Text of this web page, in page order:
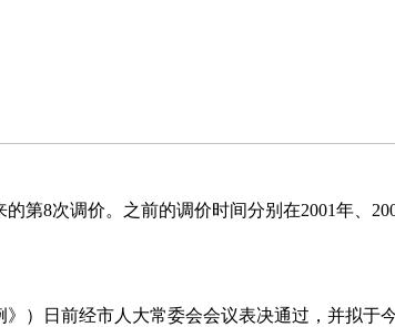
调价。之前的调价时间分别在2001年、2003
前经市人大常委会会议表决通过，并拟于今